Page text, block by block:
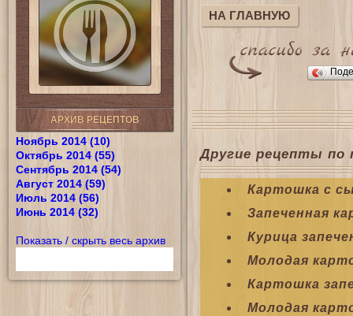
АРХИВ РЕЦЕПТОВ
Ноябрь 2014 (10)
Октябрь 2014 (55)
Сентябрь 2014 (54)
Август 2014 (59)
Июль 2014 (56)
Июнь 2014 (32)
Показать / скрыть весь архив
НА ГЛАВНУЮ
Другие рецепты по
Картошка с
Запеченная
Курица
Молодая
Картошка
Молодая